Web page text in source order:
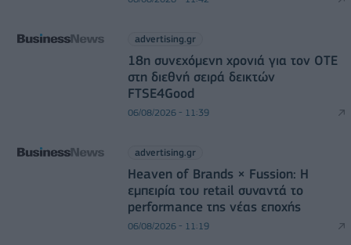
advertising.gr
18η συνεχόμενη χρονιά για τον ΟΤΕ
στη διεθνή σειρά δεικτών
FTSE4Good
06/08/2026 - 11:39
advertising.gr
Heaven of Brands × Fussion: Η
εμπειρία του retail συναντά το
performance της νέας εποχής
06/08/2026 - 11:19